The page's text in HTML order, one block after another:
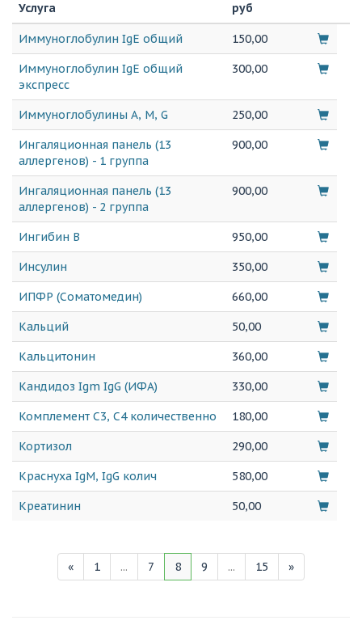
Услуга
руб
Иммуноглобулин IgЕ общий 150,00
Иммуноглобулин IgЕ общий
экспресс
300,00
Иммуноглобулины A, M, G 250,00
Ингаляционная панель (13
аллергенов) - 1 группа
900,00
Ингаляционная панель (13
аллергенов) - 2 группа
900,00
Ингибин В 950,00
Инсулин 350,00
ИПФР (Соматомедин) 660,00
Кальций 50,00
Кальцитонин 360,00
Кандидоз Igm IgG (ИФА) 330,00
Комплемент С3, С4 количественно 180,00
Кортизол 290,00
Краснуха IgM, IgG колич 580,00
Креатинин 50,00
« 1 ... 7 8 9 ... 15 »